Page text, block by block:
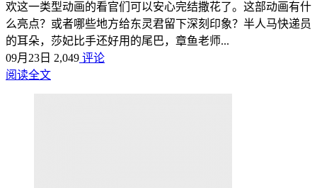
欢这一类型动画的看官们可以安心完结撒花了。这部动画有什
么亮点？或者哪些地方给东灵君留下深刻印象？半人马快递员
的耳朵，莎妃比手还好用的尾巴，章鱼老师...
09月23日 2,049 评论
阅读全文